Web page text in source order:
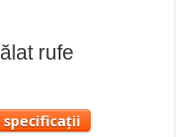
rufe
specificații